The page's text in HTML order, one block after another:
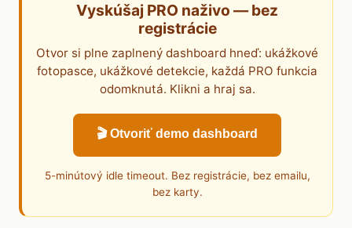
Vyskúšaj PRO naživo — bez
registrácie
Otvor si plne zaplnený dashboard hneď: ukážkové
fotopasce, ukážkové detekcie, každá PRO funkcia
odomknutá. Klikni a hraj sa.
🎬 Otvoriť demo dashboard
5-minútový idle timeout. Bez registrácie, bez emailu,
bez karty.